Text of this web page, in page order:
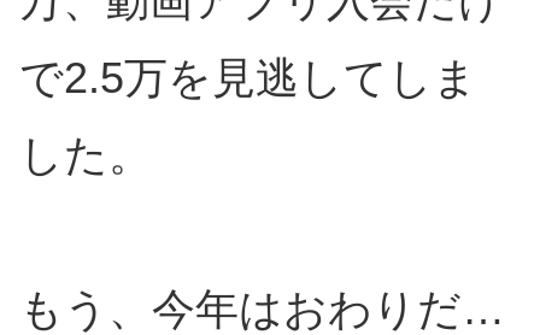
で2.5万を見逃してしま
した。
もう、今年はおわりだ…